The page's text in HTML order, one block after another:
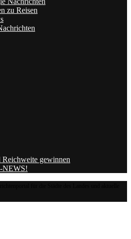
zu Reisen
Reichweite gewinnen
NEWS!